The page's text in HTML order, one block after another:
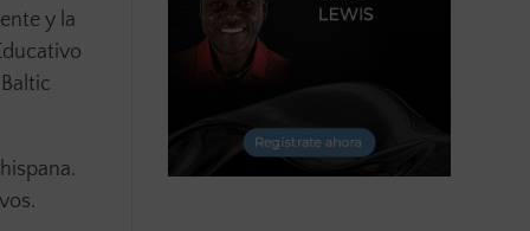
y la